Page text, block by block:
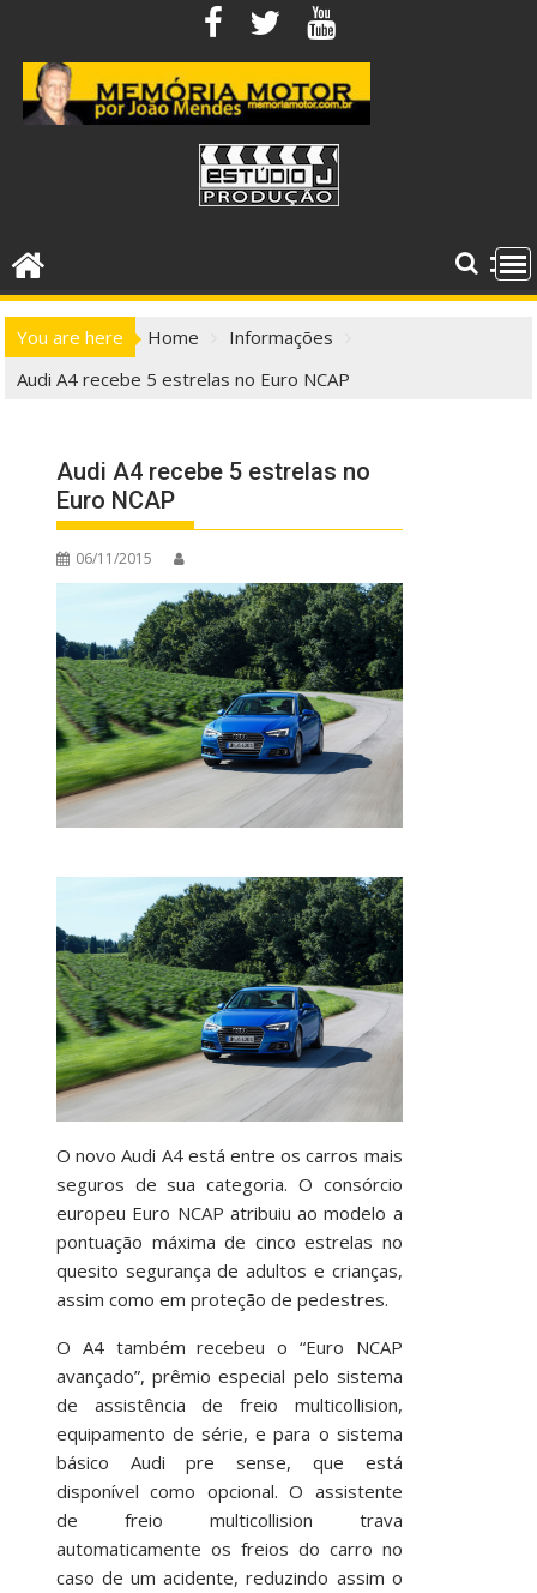
content
You are here Home
Informações
Audi A4 recebe 5 estrelas no Euro NCAP
Audi A4 recebe 5 estrelas no
Euro NCAP
06/11/2015
O novo Audi A4 está entre os carros mais
seguros de sua categoria. O consórcio
europeu Euro NCAP atribuiu ao modelo a
pontuação máxima de cinco estrelas no
quesito segurança de adultos e crianças,
assim como em proteção de pedestres.
O A4 também recebeu o “Euro NCAP
avançado”, prêmio especial pelo sistema
de assistência de freio multicollision,
equipamento de série, e para o sistema
básico Audi pre sense, que está
disponível como opcional. O assistente
de freio multicollision trava
automaticamente os freios do carro no
caso de um acidente, reduzindo assim o